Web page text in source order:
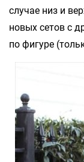
случае низ и
новых сетов с
по фигуре